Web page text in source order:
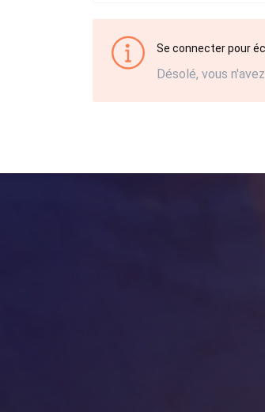
Se connecter pour
Désolé, vous